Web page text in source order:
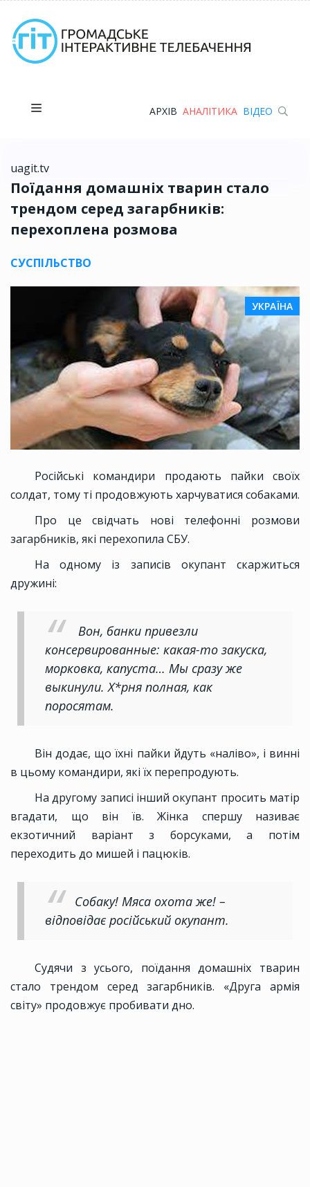
АРХІВ АНАЛІТИКА ВІДЕО
uagit.tv
Поїдання домашніх тварин стало
трендом серед загарбників:
перехоплена розмова
СУСПІЛЬСТВО
УКРАЇНА
Російські командири продають пайки своїх
солдат, тому ті продовжують харчуватися собаками.
Про це свідчать нові телефонні розмови
загарбників, які перехопила СБУ.
На одному із записів окупант скаржиться
дружині:
Вон, банки привезли
консервированные: какая-то закуска,
морковка, капуста… Мы сразу же
выкинули. Х*рня полная, как
поросятам.
Він додає, що їхні пайки йдуть «наліво», і винні
в цьому командири, які їх перепродують.
На другому записі інший окупант просить матір
вгадати, що він їв. Жінка спершу називає
екзотичний варіант з борсуками, а потім
переходить до мишей і пацюків.
Собаку! Мяса охота же! –
відповідає російський окупант.
Судячи з усього, поїдання домашніх тварин
стало трендом серед загарбників. «Друга армія
світу» продовжує пробивати дно.